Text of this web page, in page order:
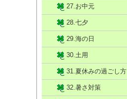
27.お中元
28.七夕
29.海の日
30.土用
31.夏休みの過ごし方
32.暑さ対策